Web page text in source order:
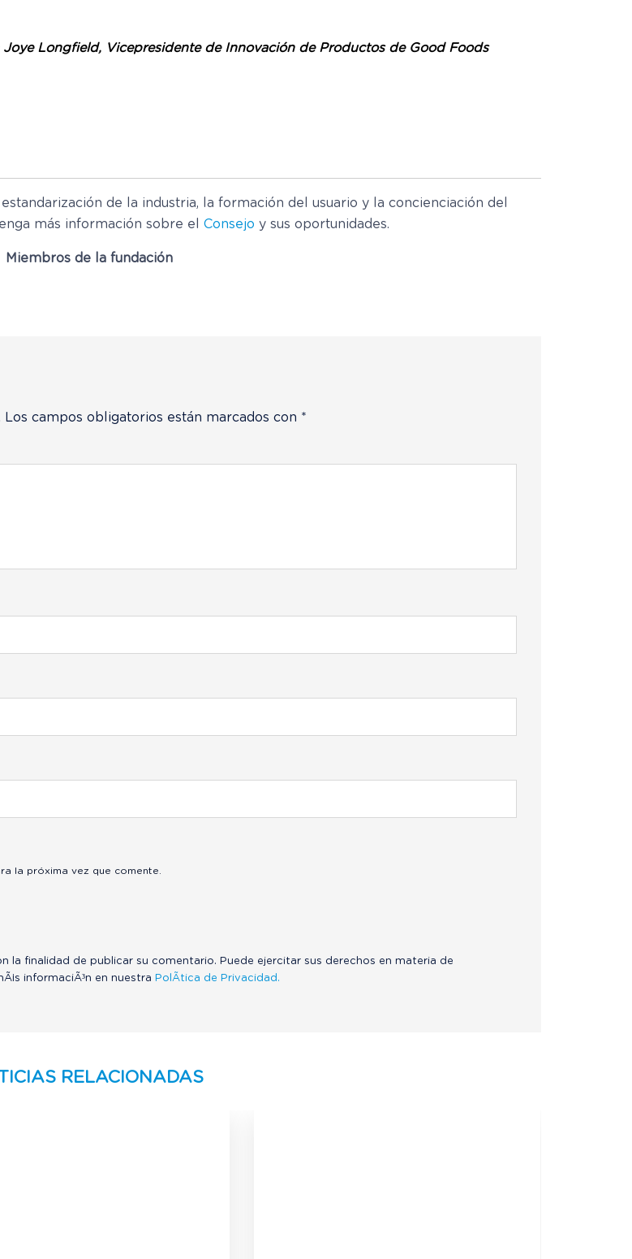
Longfield, Vicepresidente de Innovación de Productos de Good Foods
de la industria, la formación del usuario y la concienciación del
más información sobre el Consejo y sus oportunidades.
Miembros de la fundación
Los campos obligatorios están marcados con *
la próxima vez que comente.
la finalidad de publicar su comentario. Puede ejercitar sus derechos en materia de
informaciÃ³n en nuestra PolÃ­tica de Privacidad.
RELACIONADAS